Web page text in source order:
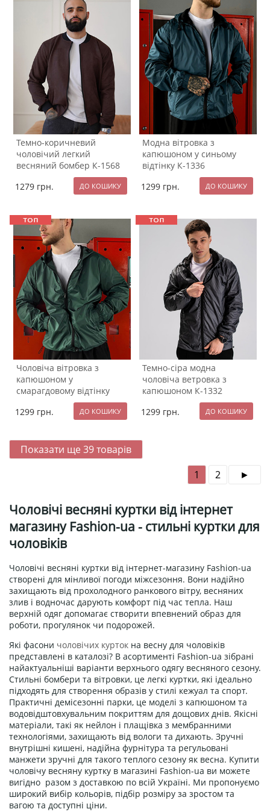
Темно-коричневий
чоловічий легкий
весняний бомбер К-1568
1279 грн.
Модна вітровка з
капюшоном у синьому
відтінку К-1336
1299 грн.
Чоловіча вітровка з
капюшоном у
смарагдовому відтінку
1299 грн.
Темно-сіра модна
чоловіча ветровка з
капюшоном К-1332
1299 грн.
Показати ще 39товарів
1
2
Чоловічі весняні куртки від інтернет
магазину Fashion-ua - стильні куртки для
чоловіків
Чоловічі весняні куртки від інтернет-магазину Fashion-ua
створені для мінливої погоди міжсезоння. Вони надійно
захищають від прохолодного ранкового вітру, весняних
злив і водночас дарують комфорт під час тепла. Наш
верхній одяг допомагає створити впевнений образ для
роботи, прогулянок чи подорожей.
Які фасони чоловічих курток на весну для чоловіків
представлені в каталозі? В асортименті Fashion-ua зібрані
найактуальніші варіанти верхнього одягу весняного сезону.
Стильні бомбери та вітровки, це легкі куртки, які ідеально
підходять для створення образів у стилі кежуал та спорт.
Практичні демісезонні парки, це моделі з капюшоном та
водовідштовхувальним покриттям для дощових днів. Якісні
матеріали, такі як нейлон і плащівка з мембранними
технологіями, захищають від вологи та дихають. Зручні
внутрішні кишені, надійна фурнітура та регульовані
манжети зручні для такого теплого сезону як весна. Купити
чоловічу весняну куртку в магазині Fashion-ua ви можете
вигідно разом з доставкою по всій Україні. Ми пропонуємо
широкий вибір кольорів, підбір розміру за зростом та
вагою та доступні ціни.